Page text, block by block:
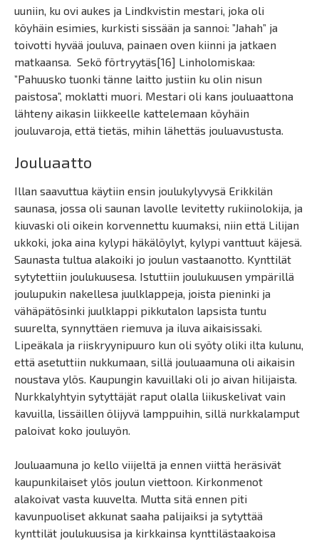
uuniin, ku ovi aukes ja Lindkvistin mestari, joka oli
köyhäin esimies, kurkisti sissään ja sannoi: ”Jahah” ja
toivotti hyvää jouluva, painaen oven kiinni ja jatkaen
matkaansa. Sekö förtryytäs[16] Linholomiskaa:
”Pahuusko tuonki tänne laitto justiin ku olin nisun
paistosa”, moklatti muori. Mestari oli kans jouluaattona
lähteny aikasin liikkeelle kattelemaan köyhäin
jouluvaroja, että tietäs, mihin lähettäs jouluavustusta.
Jouluaatto
Illan saavuttua käytiin ensin joulukylyvysä Erikkilän
saunasa, jossa oli saunan lavolle levitetty rukiinolokija, ja
kiuvaski oli oikein korvennettu kuumaksi, niin että Lilijan
ukkoki, joka aina kylypi häkälöylyt, kylypi vanttuut käjesä.
Saunasta tultua alakoiki jo joulun vastaanotto. Kynttilät
sytytettiin joulukuusesa. Istuttiin joulukuusen ympärillä
joulupukin nakellesa juulklappeja, joista pieninki ja
vähäpätösinki juulklappi pikkutalon lapsista tuntu
suurelta, synnyttäen riemuva ja iluva aikaisissaki.
Lipeäkala ja riiskryynipuuro kun oli syöty oliki ilta kulunu,
että asetuttiin nukkumaan, sillä jouluaamuna oli aikaisin
noustava ylös. Kaupungin kavuillaki oli jo aivan hilijaista.
Nurkkalyhtyin sytyttäjät raput olalla liikuskelivat vain
kavuilla, lissäillen ölijyvä lamppuihin, sillä nurkkalamput
paloivat koko jouluyön.
Jouluaamuna jo kello viijeltä ja ennen viittä heräsivät
kaupunkilaiset ylös joulun viettoon. Kirkonmenot
alakoivat vasta kuuvelta. Mutta sitä ennen piti
kavunpuoliset akkunat saaha palijaiksi ja sytyttää
kynttilät joulukuusisa ja kirkkainsa kynttilästaakoisa